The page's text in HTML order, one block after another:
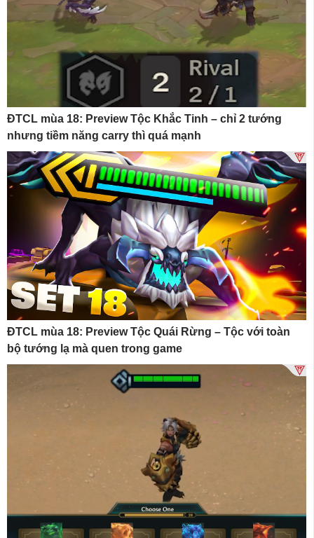
ĐTCL mùa 18: Preview Tộc Khắc Tinh – chỉ 2 tướng
nhưng tiềm năng carry thì quá mạnh
ĐTCL mùa 18: Preview Tộc Quái Rừng – Tộc với toàn
bộ tướng lạ mà quen trong game